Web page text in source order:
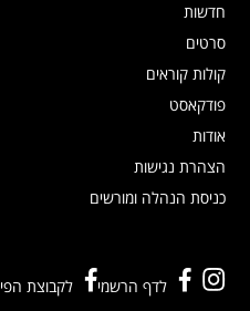
חדשות
סרטים
קולות קוראים
פודקאסט
אודות
הצהרת נגישות
כניסת הנהלה ומורשים
לדף הרשמי לקבוצת